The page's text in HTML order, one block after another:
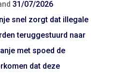
31/07/2026
snel zorgt dat illegale
teruggestuurd naar
met spoed de
dat deze